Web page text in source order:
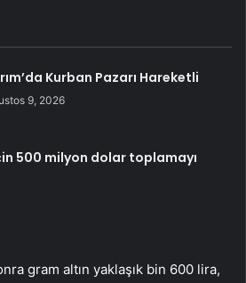
Kurban Pazarı Hareketli
9, 2026
500 milyon dolar toplamayı
gram altın yaklaşık bin 600 lira,